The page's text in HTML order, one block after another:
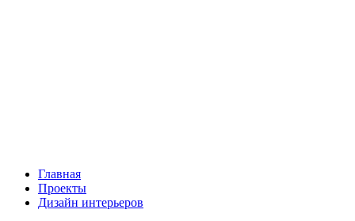
Главная
Проекты
Дизайн интерьеров